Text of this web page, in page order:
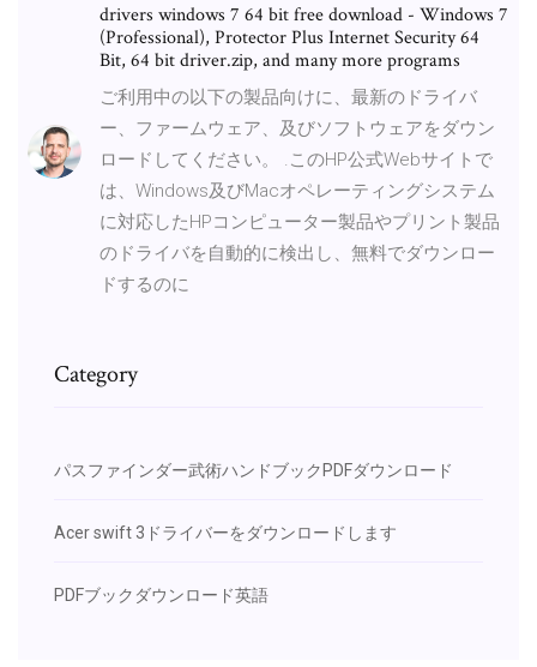
drivers windows 7 64 bit free download - Windows 7
(Professional), Protector Plus Internet Security 64
Bit, 64 bit driver.zip, and many more programs
ご利用中の以下の製品向けに、最新のドライバ
ー、ファームウェア、及びソフトウェアをダウン
ロードしてください。 .このHP公式Webサイトで
は、Windows及びMacオペレーティングシステム
に対応したHPコンピューター製品やプリント製品
のドライバを自動的に検出し、無料でダウンロー
ドするのに
Category
パスファインダー武術ハンドブックPDFダウンロード
Acer swift 3ドライバーをダウンロードします
PDFブックダウンロード英語